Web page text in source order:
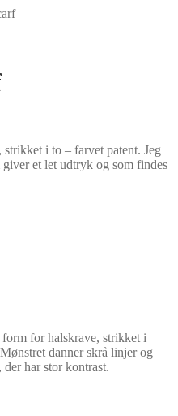
i to – farvet patent. Jeg
et let udtryk og som findes
for halskrave, strikket i
danner skrå linjer og
har stor kontrast.